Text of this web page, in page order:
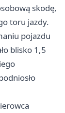
skodę,
toru jazdy.
pojazdu
blisko 1,5